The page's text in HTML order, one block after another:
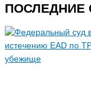
ПОСЛЕДНИЕ